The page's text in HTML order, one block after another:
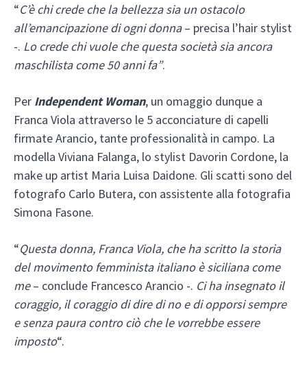
“C’è chi crede che la bellezza sia un ostacolo
all’emancipazione di ogni donna– precisa l’hair stylist
-. Lo crede chi vuole che questa società sia ancora
maschilista come 50 anni fa”.
Per Independent Woman, un omaggio dunque a
Franca Viola attraverso le 5 acconciature di capelli
firmate Arancio, tante professionalità in campo. La
modella Viviana Falanga, lo stylist Davorin Cordone, la
make up artist Maria Luisa Daidone. Gli scatti sono del
fotografo Carlo Butera, con assistente alla fotografia
Simona Fasone.
“Questa donna, Franca Viola, che ha scritto la storia
del movimento femminista italiano è siciliana come
me– conclude Francesco Arancio -. Ci ha insegnato il
coraggio, il coraggio di dire di no e di opporsi sempre
e senza paura contro ciò che le vorrebbe essere
imposto“.